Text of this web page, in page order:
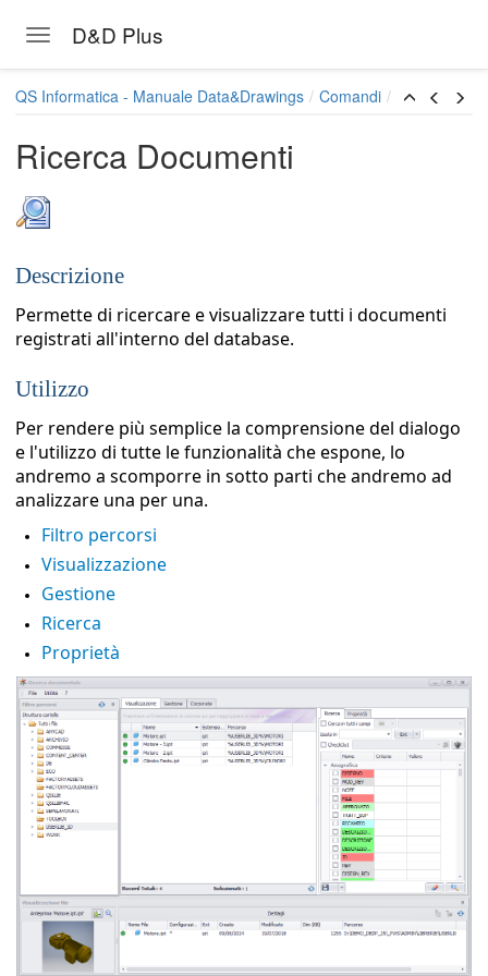
Toggle navigation
D&D Plus
QS Informatica - Manuale Data&Drawings Comandi
Ricerca Documenti
Descrizione
Permette di ricercare e visualizzare tutti i documenti
registrati all'interno del database.
Utilizzo
Per rendere più semplice la comprensione del dialogo
e l'utilizzo di tutte le funzionalità che espone, lo
andremo a scomporre in sotto parti che andremo ad
analizzare una per una.
Filtro percorsi
Visualizzazione
Gestione
Ricerca
Proprietà